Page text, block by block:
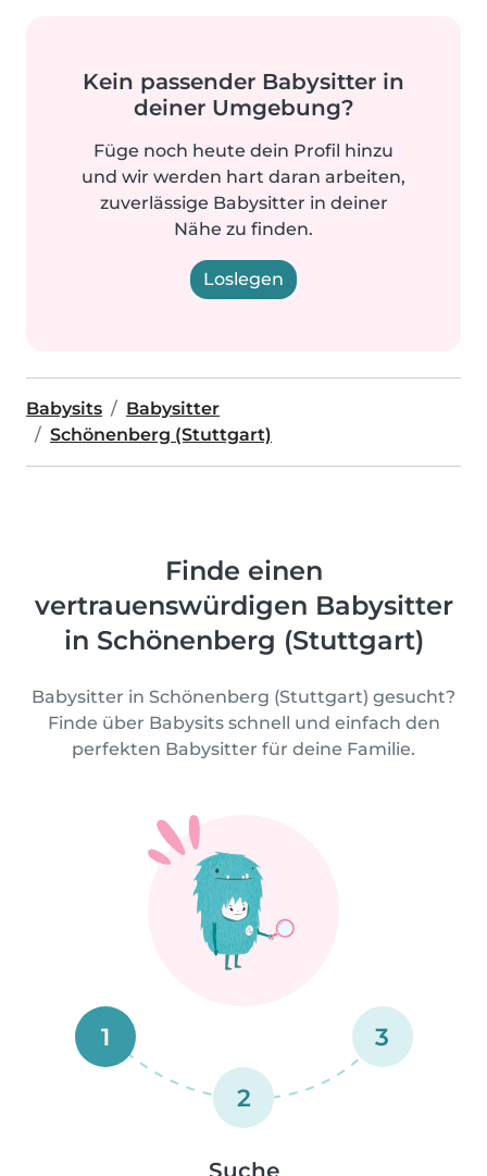
Kein passender Babysitter in
deiner Umgebung?
Füge noch heute dein Profil hinzu
und wir werden hart daran arbeiten,
zuverlässige Babysitter in deiner
Nähe zu finden.
Loslegen
Babysits
Babysitter
Schönenberg (Stuttgart)
Finde einen
vertrauenswürdigen Babysitter
in Schönenberg (Stuttgart)
Babysitter in Schönenberg (Stuttgart) gesucht?
Finde über Babysits schnell und einfach den
perfekten Babysitter für deine Familie.
1
2
3
Suche